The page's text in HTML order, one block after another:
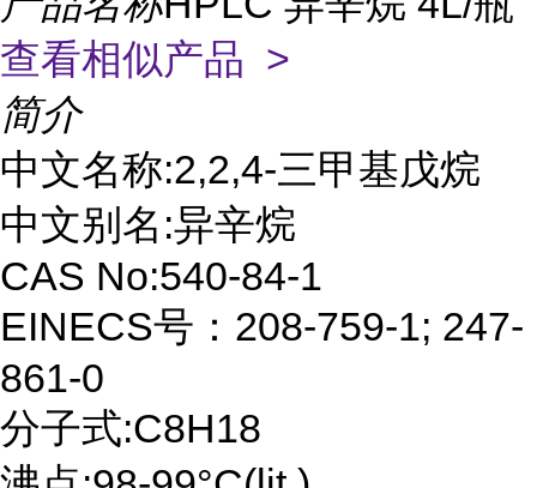
查看相似产品 >
简介
中文名称:2,2,4-三甲基戊烷
中文别名:异辛烷
CAS No:540-84-1
EINECS号：208-759-1; 247-
861-0
分子式:C8H18